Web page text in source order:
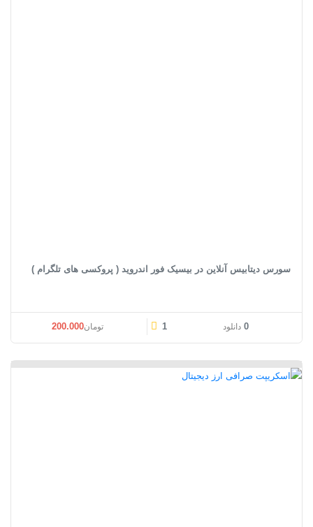
سورس دیتابیس آنلاین در بیسیک فور اندروید ( پروکسی های تلگرام )
0 دانلود 1 تومان200.000